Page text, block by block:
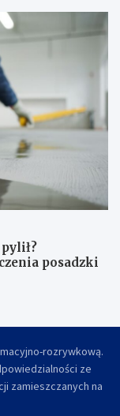
posadzki
rozrywkową.
ze
zamieszczanych na